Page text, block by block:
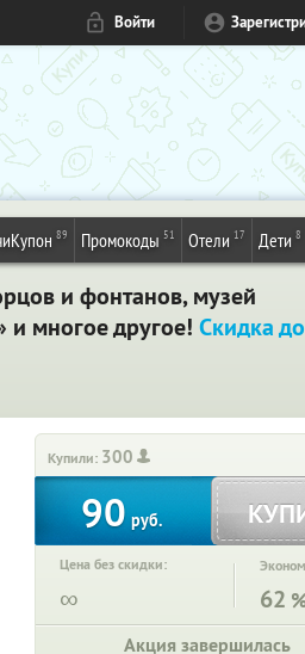
Войти
89 Промокоды 51 Отели 17 Дети 8
и фонтанов, музей
многое другое! Скидка
Купили: 300
90 руб.
Цена без скидки:
∞ 62
Акция завершилась